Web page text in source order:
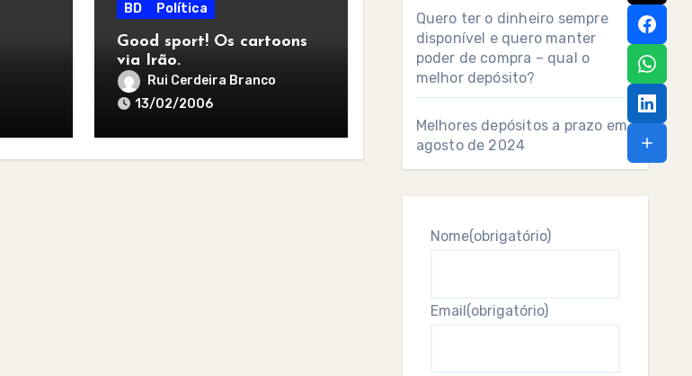
BD Política
Good sport! Os cartoons
via Irão.
Rui Cerdeira Branco
13/02/2006
Quero ter o dinheiro sempre
disponível e quero manter
poder de compra – qual o
melhor depósito?
Melhores depósitos a prazo em
agosto de 2024
Nome(obrigatório)
Email(obrigatório)